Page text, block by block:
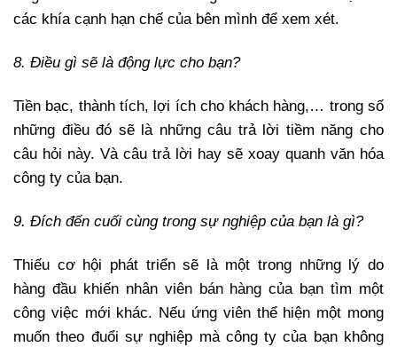
các khía cạnh hạn chế của bên mình để xem xét.
8. Điều gì sẽ là động lực cho bạn?
Tiền bạc, thành tích, lợi ích cho khách hàng,… trong số
những điều đó sẽ là những câu trả lời tiềm năng cho
câu hỏi này. Và câu trả lời hay sẽ xoay quanh văn hóa
công ty của bạn.
9. Đích đến cuối cùng trong sự nghiệp của bạn là gì?
Thiếu cơ hội phát triển sẽ là một trong những lý do
hàng đầu khiến nhân viên bán hàng của bạn tìm một
công việc mới khác. Nếu ứng viên thể hiện một mong
muốn theo đuổi sự nghiệp mà công ty của bạn không